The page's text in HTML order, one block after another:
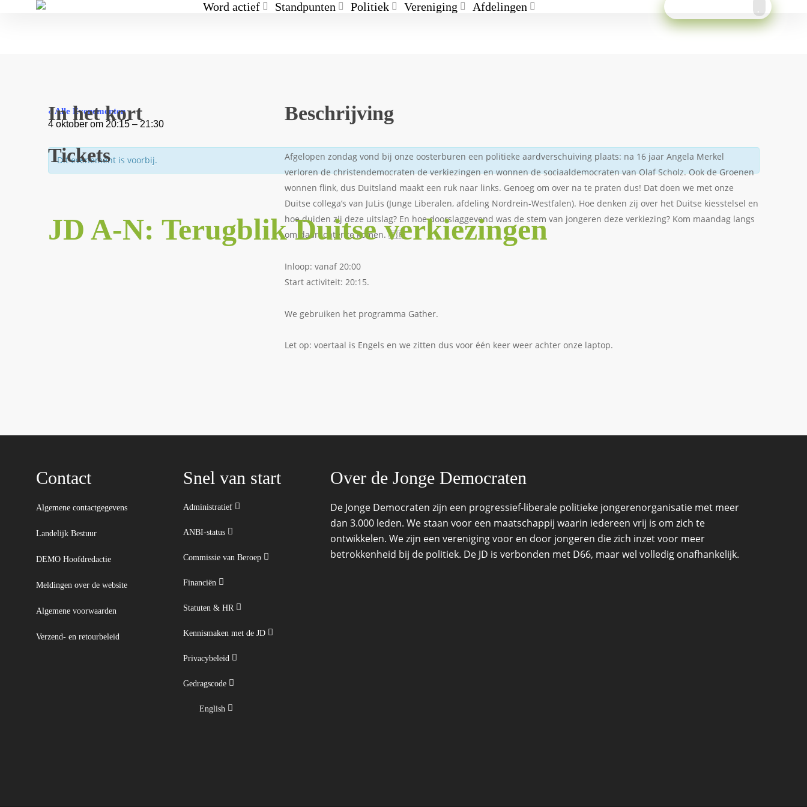
Word actief Standpunten Politiek Vereniging Afdelingen
« Alle Evenementen
Dit evenement is voorbij.
JD A-N: Terugblik Duitse verkiezingen
In het kort
4 oktober om 20:15 – 21:30
Tickets
Beschrijving
Afgelopen zondag vond bij onze oosterburen een politieke aardverschuiving plaats: na 16 jaar Angela Merkel
verloren de christendemocraten de verkiezingen en wonnen de sociaaldemocraten van Olaf Scholz. Ook de Groenen
wonnen flink, dus Duitsland maakt een ruk naar links. Genoeg om over na te praten dus! Dat doen we met onze
Duitse collega’s van JuLis (Junge Liberalen, afdeling Nordrein-Westfalen). Hoe denken zij over het Duitse kiesstelsel en
hoe duiden zij deze uitslag? En hoe doorslaggevend was de stem van jongeren deze verkiezing? Kom maandag langs
om daarachter te komen. 🇩🇪
Inloop: vanaf 20:00
Start activiteit: 20:15.
We gebruiken het programma Gather.
Let op: voertaal is Engels en we zitten dus voor één keer weer achter onze laptop.
Contact
Algemene contactgegevens
Landelijk Bestuur
DEMO Hoofdredactie
Meldingen over de website
Algemene voorwaarden
Verzend- en retourbeleid
Snel van start
Administratief
ANBI-status
Commissie van Beroep
Financiën
Statuten & HR
Kennismaken met de JD
Privacybeleid
Gedragscode
English
Over de Jonge Democraten
De Jonge Democraten zijn een progressief-liberale politieke jongerenorganisatie met meer
dan 3.000 leden. We staan voor een maatschappij waarin iedereen vrij is om zich te
ontwikkelen. We zijn een vereniging voor en door jongeren die zich inzet voor meer
betrokkenheid bij de politiek. De JD is verbonden met D66, maar wel volledig onafhankelijk.